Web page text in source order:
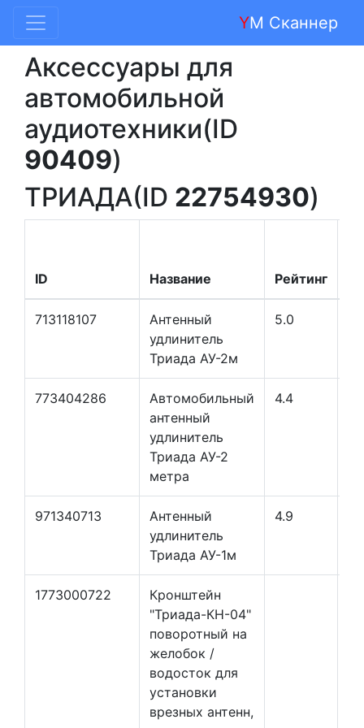
YM Сканнер
Аксессуары для
автомобильной
аудиотехники(ID
90409)
ТРИАДА(ID 22754930)
ID Название Рейтинг
713118107
Антенный
удлинитель
Триада АУ-2м
5.0
773404286
Автомобильный
антенный
удлинитель
Триада АУ-2
метра
4.4
971340713
Антенный
удлинитель
Триада АУ-1м
4.9
1773000722
Кронштейн
"Триада-КН-04"
поворотный на
желобок /
водосток для
установки
врезных антенн,